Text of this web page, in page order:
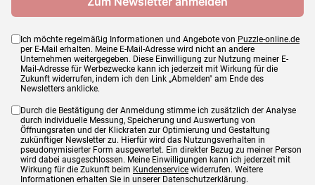
Ich möchte regelmäßig Informationen und Angebote von Puzzle-online.de
per E-Mail erhalten. Meine E-Mail-Adresse wird nicht an andere
Unternehmen weitergegeben. Diese Einwilligung zur Nutzung meiner E-
Mail-Adresse für Werbezwecke kann ich jederzeit mit Wirkung für die
Zukunft widerrufen, indem ich den Link „Abmelden" am Ende des
Newsletters anklicke.
Durch die Bestätigung der Anmeldung stimme ich zusätzlich der Analyse
durch individuelle Messung, Speicherung und Auswertung von
Öffnungsraten und der Klickraten zur Optimierung und Gestaltung
zukünftiger Newsletter zu. Hierfür wird das Nutzungsverhalten in
pseudonymisierter Form ausgewertet. Ein direkter Bezug zu meiner Person
wird dabei ausgeschlossen. Meine Einwilligungen kann ich jederzeit mit
Wirkung für die Zukunft beim Kundenservice widerrufen. Weitere
Informationen erhalten Sie in unserer Datenschutzerklärung.